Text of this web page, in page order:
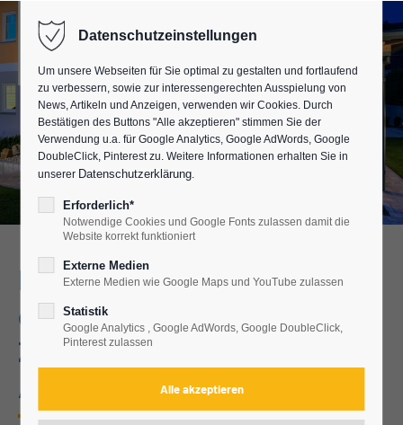
BAUMANN Wintergarten
gleich zwei Mal in der
Zeitschrift "Wintergärten",
Ausgabe 2014
Datenschutzeinstellungen
Um unsere Webseiten für Sie optimal zu gestalten und fortlaufend
zu verbessern, sowie zur interessengerechten Ausspielung von
News, Artikeln und Anzeigen, verwenden wir Cookies. Durch
Bestätigen des Buttons "Alle akzeptieren" stimmen Sie der
Verwendung u.a. für Google Analytics, Google AdWords, Google
DoubleClick, Pinterest zu. Weitere Informationen erhalten Sie in
unserer Datenschutzerklärung.
Erforderlich*
Notwendige Cookies und Google Fonts zulassen damit die
Website korrekt funktioniert
Externe Medien
Externe Medien wie Google Maps und YouTube zulassen
Statistik
Google Analytics , Google AdWords, Google DoubleClick,
Pinterest zulassen